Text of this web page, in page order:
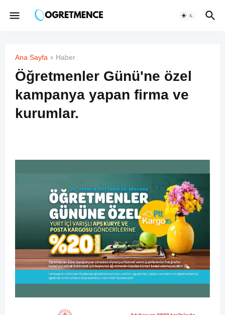
Ana Sayfa Haber
Öğretmenler Günü'ne özel
kampanya yapan firma ve
kurumlar.